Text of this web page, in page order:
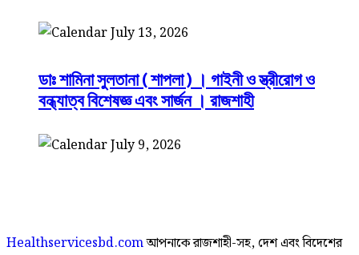
July 13, 2026
ডাঃ শামিনা সুলতানা ( শাপলা ) । গাইনী ও স্ত্রীরোগ ও
বন্ধ্যাত্ব বিশেষজ্ঞ এবং সার্জন । রাজশাহী
July 9, 2026
Healthservicesbd.comআপনাকে রাজশাহী-সহ, দেশ এবং বিদেশের